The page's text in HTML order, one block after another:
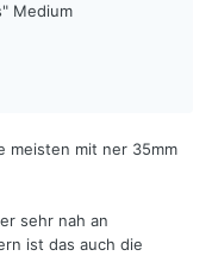
Medium
meisten mit ner 35mm
sehr nah an
ist das auch die